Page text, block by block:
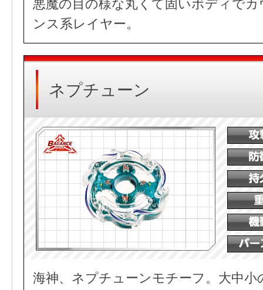
悪魔の目の様な丸くて固いボディで
ンス系レイヤー。
ネプチューン
海神、ネプチューンモチーフ。大中